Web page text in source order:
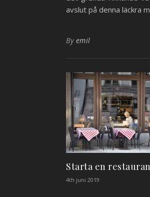
avslut på denna läckra
By emil
Starta en
4th juni 2019